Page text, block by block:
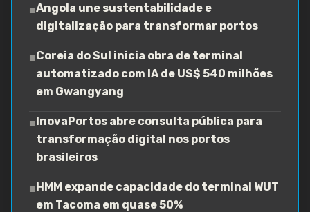
■Angola une sustentabilidade e
digitalização para transformar portos
■Coreia do Sul inicia obra de terminal
automatizado com IA de US$ 540 milhões
em Gwangyang
■InovaPortos abre consulta pública para
transformação digital nos portos
brasileiros
■HMM expande capacidade do terminal WUT
em Tacoma em quase 50%